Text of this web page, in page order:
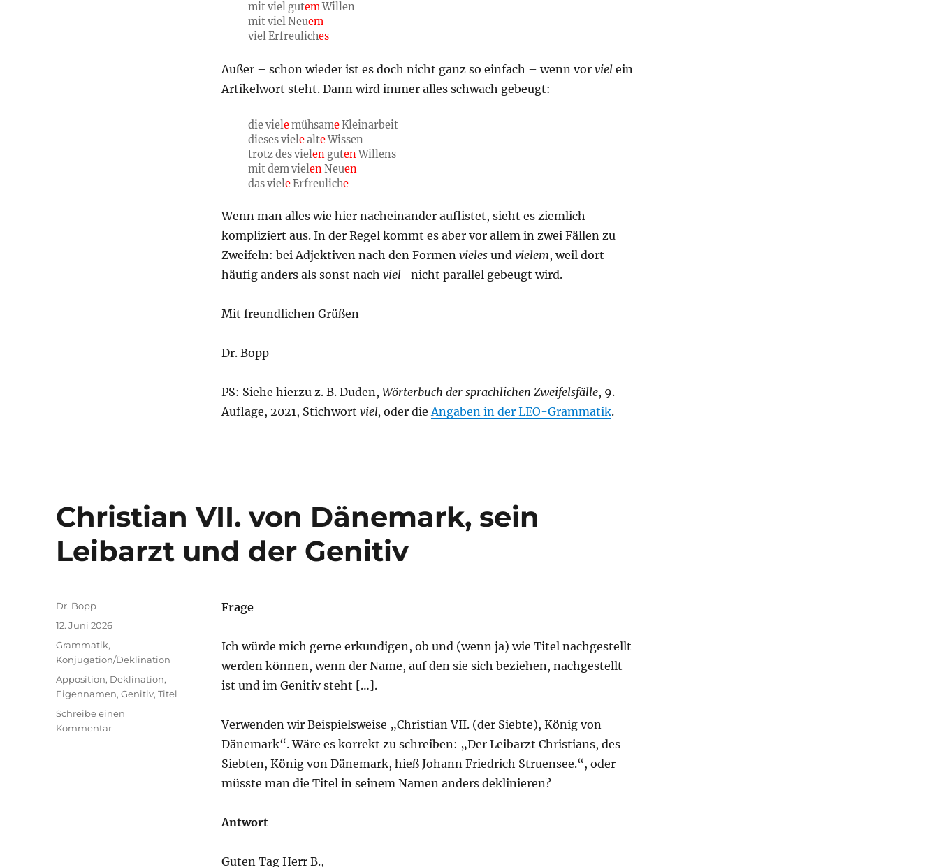
mit viel gutemWillen
mit viel Neuem
viel Erfreuliches
Außer – schon wieder ist es doch nicht ganz so einfach – wenn vor vielein
Artikelwort steht. Dann wird immer alles schwach gebeugt:
die vielemühsameKleinarbeit
dieses vielealteWissen
trotz des vielen gutenWillens
mit dem vielenNeuen
das vieleErfreuliche
Wenn man alles wie hier nacheinander auflistet, sieht es ziemlich
kompliziert aus. In der Regel kommt es aber vor allem in zwei Fällen zu
Zweifeln: bei Adjektiven nach den Formen vielesund vielem, weil dort
häufig anders als sonst nach viel- nicht parallel gebeugt wird.
Mit freundlichen Grüßen
Dr. Bopp
PS: Siehe hierzu z. B. Duden, Wörterbuch der sprachlichen Zweifelsfälle, 9.
Auflage, 2021, Stichwort viel, oder die Angaben in der LEO-Grammatik.
Christian VII. von Dänemark, sein
Leibarzt und der Genitiv
Frage
Ich würde mich gerne erkundigen, ob und (wenn ja) wie Titel nachgestellt
werden können, wenn der Name, auf den sie sich beziehen, nachgestellt
ist und im Genitiv steht […].
Verwenden wir Beispielsweise „Christian VII. (der Siebte), König von
Dänemark“. Wäre es korrekt zu schreiben: „Der Leibarzt Christians, des
Siebten, König von Dänemark, hieß Johann Friedrich Struensee.“, oder
müsste man die Titel in seinem Namen anders deklinieren?
Antwort
Guten Tag Herr B.,
Autor
Dr. Bopp
Veröffentlicht
12. Juni 2026
Kategorien
Grammatik,
Konjugation/Deklination
Schlagwörter
Apposition, Deklination,
Eigennamen,Genitiv,Titel
Schreibe einen
Kommentarzu